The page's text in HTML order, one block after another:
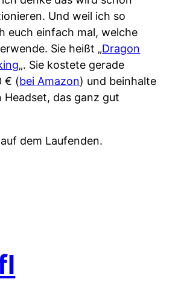
Und weil ich so
euch einfach mal, welche
Sie heißt „Dragon
„. Sie kostete gerade
€ (bei Amazon) und beinhalte
Headset, das ganz gut
dem Laufenden.